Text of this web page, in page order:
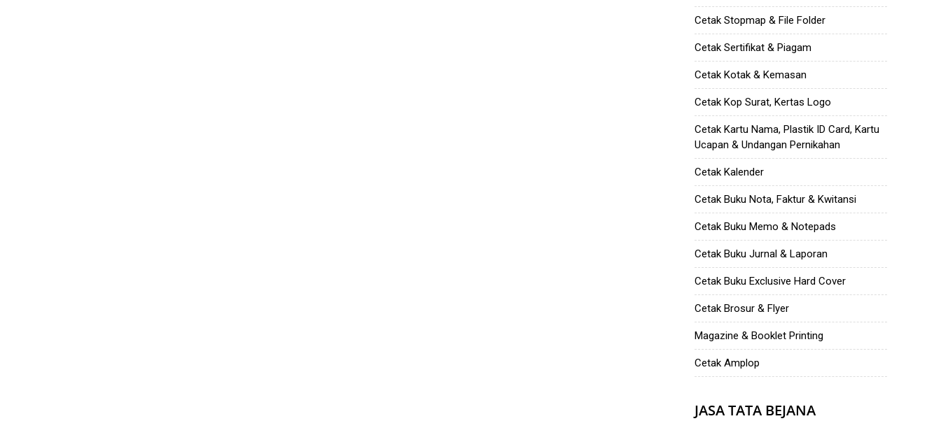
Cetak Stopmap & File Folder
Cetak Sertifikat & Piagam
Cetak Kotak & Kemasan
Cetak Kop Surat, Kertas Logo
Cetak Kartu Nama, Plastik ID Card, Kartu
Ucapan & Undangan Pernikahan
Cetak Kalender
Cetak Buku Nota, Faktur & Kwitansi
Cetak Buku Memo & Notepads
Cetak Buku Jurnal & Laporan
Cetak Buku Exclusive Hard Cover
Cetak Brosur & Flyer
Magazine & Booklet Printing
Cetak Amplop
JASA TATA BEJANA